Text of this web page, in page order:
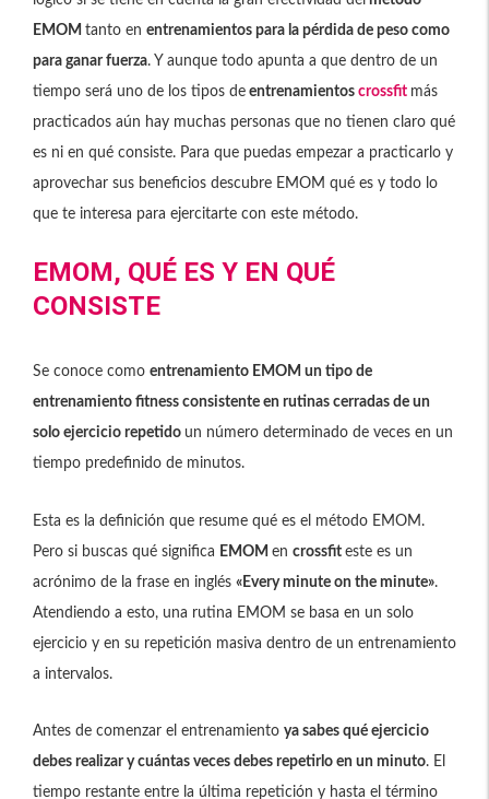
EMOM tanto en entrenamientos para la pérdida de peso como
para ganar fuerza. Y aunque todo apunta a que dentro de un
tiempo será uno de los tipos de entrenamientos crossfit más
practicados aún hay muchas personas que no tienen claro qué
es ni en qué consiste. Para que puedas empezar a practicarlo y
aprovechar sus beneficios descubre EMOM qué es y todo lo
que te interesa para ejercitarte con este método.
EMOM, QUÉ ES Y EN QUÉ
CONSISTE
Se conoce como entrenamiento EMOM un tipo de
entrenamiento fitness consistente en rutinas cerradas de un
solo ejercicio repetido un número determinado de veces en un
tiempo predefinido de minutos.
Esta es la definición que resume qué es el método EMOM.
Pero si buscas qué significa EMOM en crossfit este es un
acrónimo de la frase en inglés «Every minute on the minute».
Atendiendo a esto, una rutina EMOM se basa en un solo
ejercicio y en su repetición masiva dentro de un entrenamiento
a intervalos.
Antes de comenzar el entrenamiento ya sabes qué ejercicio
debes realizar y cuántas veces debes repetirlo en un minuto. El
tiempo restante entre la última repetición y hasta el término